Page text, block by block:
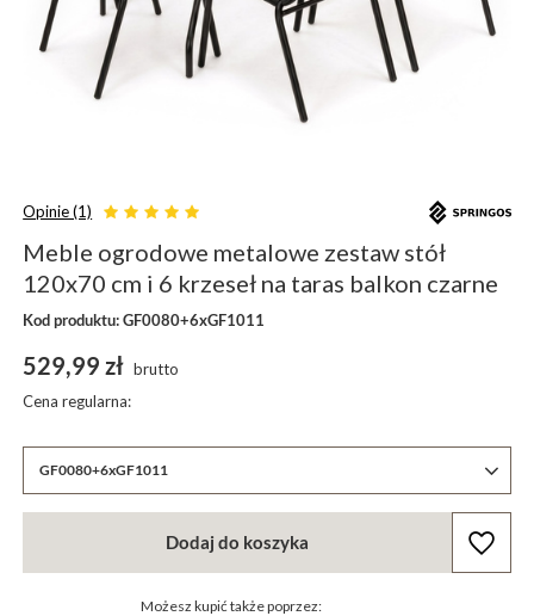
Opinie (1)
Meble ogrodowe metalowe zestaw stół
120x70 cm i 6 krzeseł na taras balkon czarne
Kod produktu: GF0080+6xGF1011
GF0080+6xGF1011
529,99 zł brutto
Cena regularna:
Dodaj do koszyka
Możesz kupić także poprzez: